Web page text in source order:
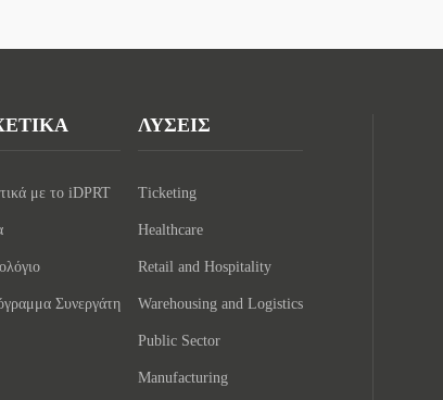
με το iDPRT
Συνεργάτη
ΛΥΣΕΙΣ
Ticketing
Healthcare
Retail and Hospitality
Warehousing and Logistics
Public Sector
Manufacturing